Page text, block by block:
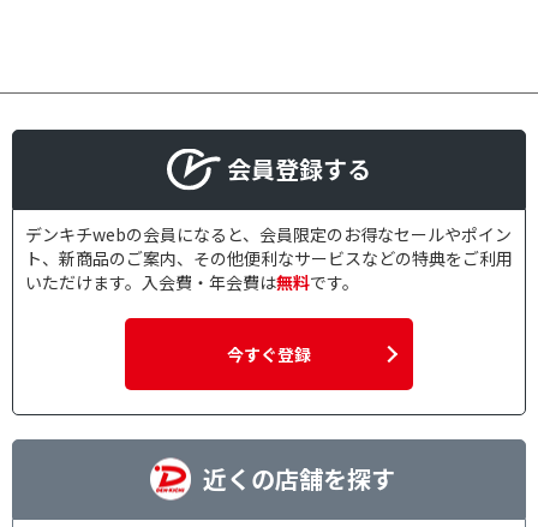
会員登録する
デンキチwebの会員になると、会員限定のお得なセールやポイン
ト、新商品のご案内、その他便利なサービスなどの特典をご利用
いただけます。入会費・年会費は無料です。
今すぐ登録
近くの店舗を探す